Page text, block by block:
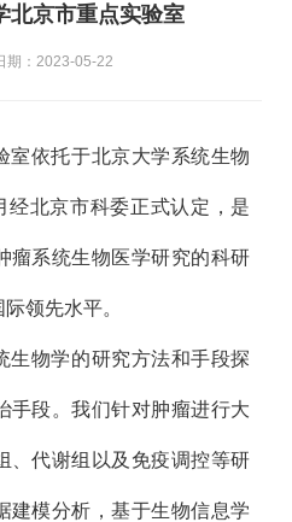
北京市重点实验室
期：2023-05-22
依托于北京大学系统生物
经北京市科委正式认定，是
瘤系统生物医学研究的科研
领先水平。
物学的研究方法和手段探
手段。我们针对肿瘤进行大
、代谢组以及免疫调控等研
建模分析，基于生物信息学